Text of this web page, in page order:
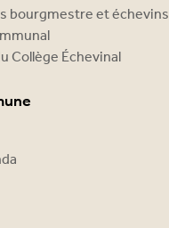
bourgmestre et échevins
Collège Échevinal